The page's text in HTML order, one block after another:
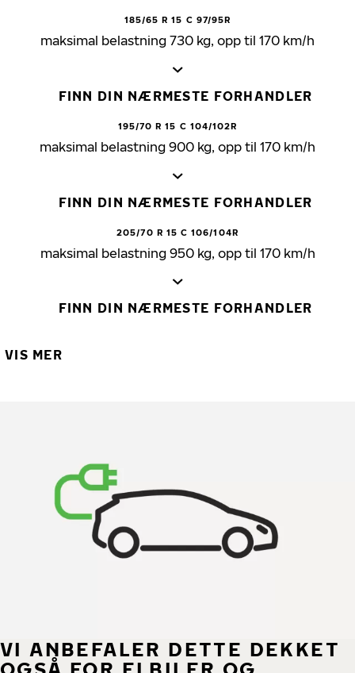
185/65 R 15 C 97/95R
maksimal belastning 730 kg, opp til 170 km/h
FINN DIN NÆRMESTE FORHANDLER
195/70 R 15 C 104/102R
maksimal belastning 900 kg, opp til 170 km/h
FINN DIN NÆRMESTE FORHANDLER
205/70 R 15 C 106/104R
maksimal belastning 950 kg, opp til 170 km/h
FINN DIN NÆRMESTE FORHANDLER
VIS MER
VI ANBEFALER DETTE DEKKET